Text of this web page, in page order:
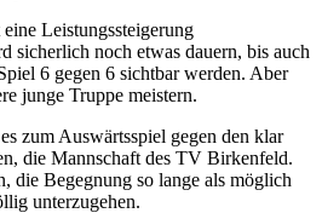
Leistungssteigerung
sicherlich noch etwas dauern, bis auch
6 gegen 6 sichtbar werden. Aber
junge Truppe meistern.
zum Auswärtsspiel gegen den klar
die Mannschaft des TV Birkenfeld.
die Begegnung so lange als möglich
unterzugehen.